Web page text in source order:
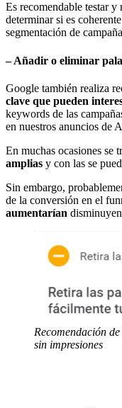
Es recomendable testar y
determinar si es
segmentación de
–Añadir o eliminar
Google también realiza
clave que pueden
keywords de las
en nuestros anuncios de
En muchas ocasiones se
amplias y con las se
Sin embargo,
de la conversión en el
aumentarían
Recomendación
sin impresiones